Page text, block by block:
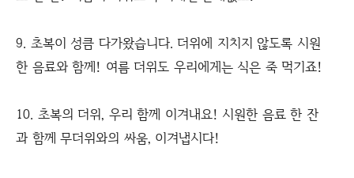
9. 초복이 성큼 다가왔습니다. 더위에 지치지 않도록 시원
한 음료와 함께! 여름 더위도 우리에게는 식은 죽 먹기죠!
10. 초복의 더위, 우리 함께 이겨내요! 시원한 음료 한 잔
과 함께 무더위와의 싸움, 이겨냅시다!